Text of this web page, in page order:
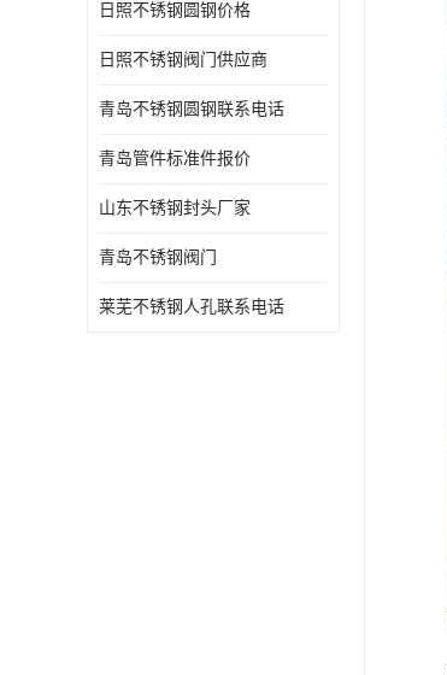
日照不锈钢圆钢价格
日照不锈钢阀门供应商
青岛不锈钢圆钢联系电话
青岛管件标准件报价
山东不锈钢封头厂家
青岛不锈钢阀门
莱芜不锈钢人孔联系电话